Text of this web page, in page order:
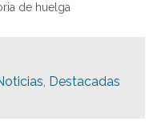
de huelga
, Destacadas